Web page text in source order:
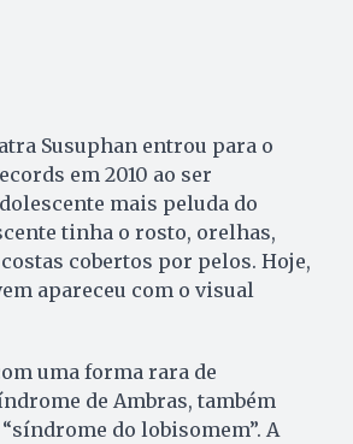
Susuphan entrou para o
em 2010 ao ser
mais peluda do
tinha o rosto, orelhas,
cobertos por pelos. Hoje,
apareceu com o visual
uma forma rara de
de Ambras, também
do lobisomem”. A